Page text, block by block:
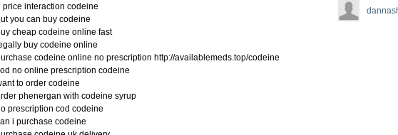
price interaction codeine
you can buy codeine
cheap codeine online fast
buy codeine online
codeine online no prescription http://availablemeds.top/codeine
no online prescription codeine
to order codeine
phenergan with codeine syrup
prescription cod codeine
i purchase codeine